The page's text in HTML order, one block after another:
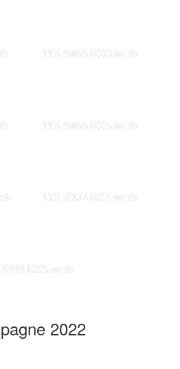
113 6963-KS0-web
113 6966-KS5-web
113 7007-KS7-web
KS3-web
2022